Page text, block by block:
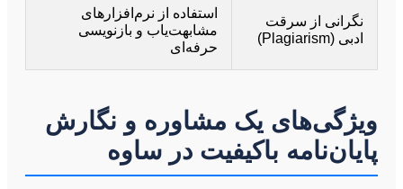
نگرانی از سرقت
ادبی (Plagiarism)
استفاده از نرم‌افزارهای
مشابهت‌یاب و بازنویسی
حرفه‌ای
ویژگی‌های یک مشاوره و نگارش
پایان‌نامه باکیفیت در ساوه